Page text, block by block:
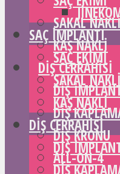
SAKAL
KAŞ NAKLI
DIŞ CERRAHISI
DIŞ
DIŞ
DIŞ KRONU
ALL-ON-4
SAÇ IMPLANTI
SAÇ EKIMI
SAKAL NAKLI
KAŞ NAKLI
DIŞ CERRAHISI
DIŞ
DIŞ